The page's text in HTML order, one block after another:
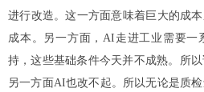
进行改造。这一方面意味着巨大的成
成本。另一方面，AI走进工业需要一
持，这些基础条件今天并不成熟。 所
另一方面AI也改不起。所以无论是质